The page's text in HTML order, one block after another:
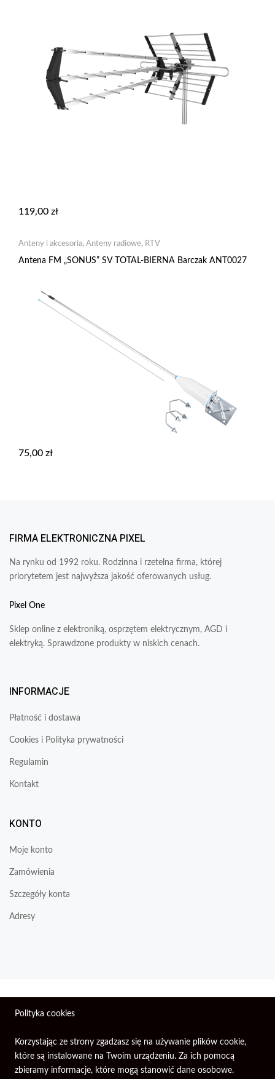
119,00 zł
Anteny i akcesoria, Anteny radiowe, RTV
Antena FM „SONUS” SV TOTAL-BIERNA Barczak ANT0027
75,00 zł
FIRMA ELEKTRONICZNA PIXEL
Na rynku od 1992 roku. Rodzinna i rzetelna firma, której
priorytetem jest najwyższa jakość oferowanych usług.
Pixel One
Sklep online z elektroniką, osprzętem elektrycznym, AGD i
elektryką. Sprawdzone produkty w niskich cenach.
INFORMACJE
Płatność i dostawa
Cookies i Polityka prywatności
Regulamin
Kontakt
KONTO
Moje konto
Zamówienia
Szczegóły konta
Adresy
Wszelkie prawa zastrzeżone © 2026 | Firma Elektroniczna
Polityka cookies
Korzystając ze strony zgadzasz się na używanie plików cookie,
które są instalowane na Twoim urządzeniu. Za ich pomocą
zbieramy informacje, które mogą stanowić dane osobowe.